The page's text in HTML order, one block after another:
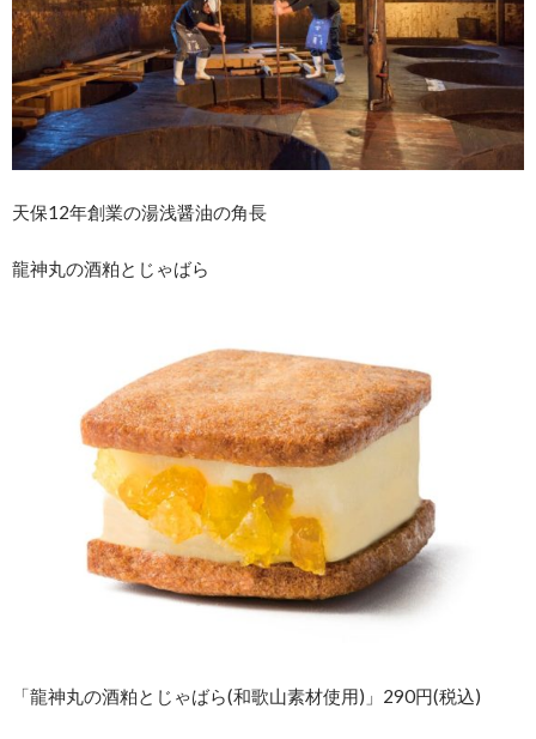
天保12年創業の湯浅醤油の角長
龍神丸の酒粕とじゃばら
「龍神丸の酒粕とじゃばら(和歌山素材使用)」290円(税込)